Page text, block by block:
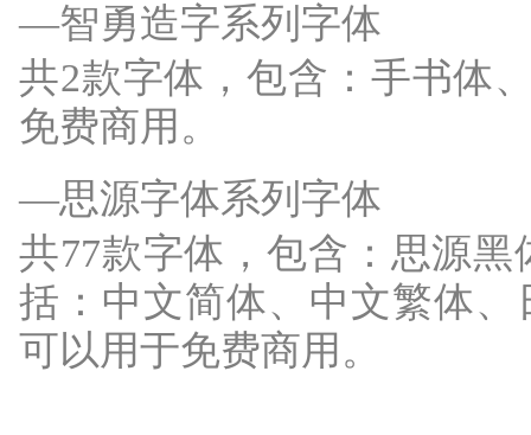
—智勇造字系列字体
共2款字体，包含：手书体
免费商用。
—思源字体系列字体
共77款字体，包含：思源
括：中文简体、中文繁体、
可以用于免费商用。